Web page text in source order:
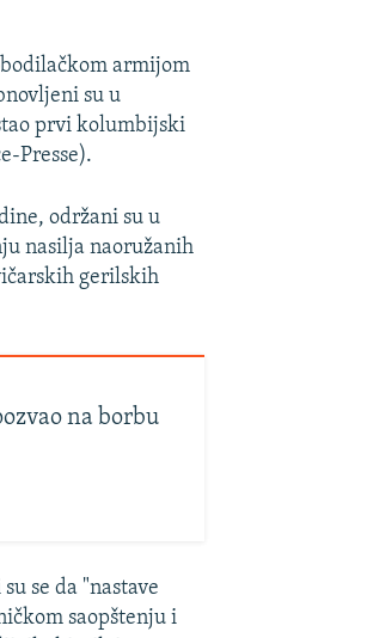
armijom
su u
prvi kolumbijski
Presse).
održani su u
nasilja naoružanih
gerilskih
na borbu
se da "nastave
saopštenju i